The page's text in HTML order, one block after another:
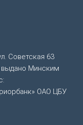
Советская 63
выдано Минским
ОАО ЦБУ